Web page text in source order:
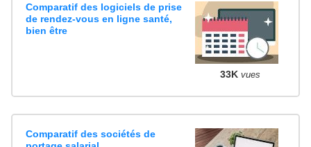
Comparatif des logiciels de prise
de rendez-vous en ligne santé,
bien être
33K vues
Comparatif des sociétés de